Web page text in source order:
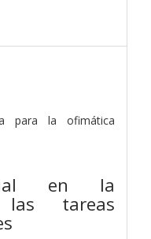
para la ofimática
en la
tareas